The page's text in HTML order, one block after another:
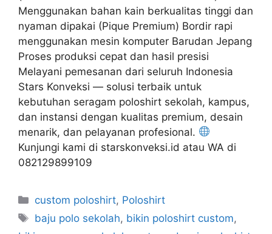
Menggunakan bahan kain berkualitas tinggi dan
nyaman dipakai (Pique Premium) Bordir rapi
menggunakan mesin komputer Barudan Jepang
Proses produksi cepat dan hasil presisi
Melayani pemesanan dari seluruh Indonesia
Stars Konveksi — solusi terbaik untuk
kebutuhan seragam poloshirt sekolah, kampus,
dan instansi dengan kualitas premium, desain
menarik, dan pelayanan profesional.
Kunjungi kami di starskonveksi.id atau WA di
082129899109
custom poloshirt, Poloshirt
baju polo sekolah, bikin poloshirt custom,